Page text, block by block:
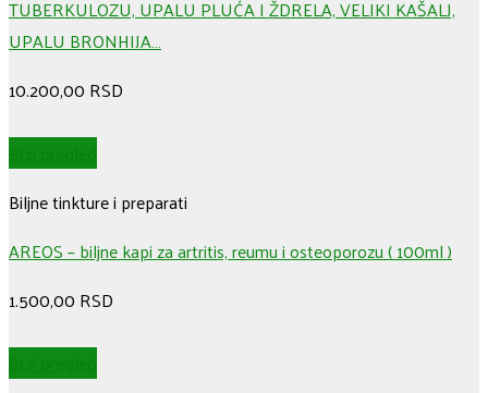
TUBERKULOZU, UPALU PLUĆA I ŽDRELA, VELIKI KAŠALJ,
UPALU BRONHIJA…
10.200,00 RSD
Biljne tinkture i preparati
AREOS – biljne kapi za artritis, reumu i osteoporozu ( 100ml )
1.500,00 RSD